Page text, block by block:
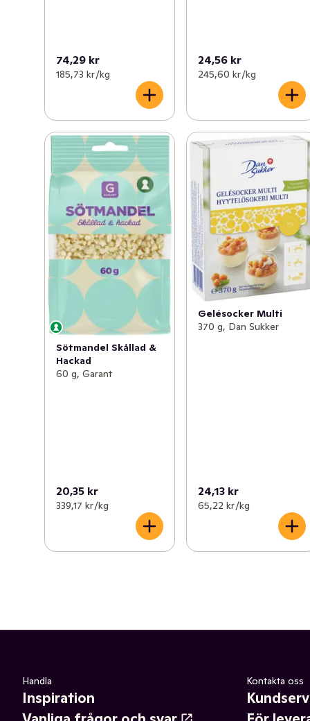
74,29 kr
185,73 kr /kg
24,56 kr
245,60 kr /kg
Sötmandel Skållad &
Hackad
60 g, Garant
20,35 kr
339,17 kr /kg
Gelésocker Multi
370 g, Dan Sukker
24,13 kr
65,22 kr /kg
Handla
Inspiration
Kontakta oss